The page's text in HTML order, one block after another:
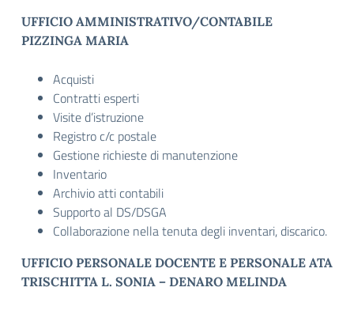
UFFICIO AMMINISTRATIVO/CONTABILE
PIZZINGA MARIA
Acquisti
Contratti esperti
Visite d’istruzione
Registro c/c postale
Gestione richieste di manutenzione
Inventario
Archivio atti contabili
Supporto al DS/DSGA
Collaborazione nella tenuta degli inventari, discarico.
UFFICIO PERSONALE DOCENTE E PERSONALE ATA
TRISCHITTA L. SONIA – DENARO MELINDA